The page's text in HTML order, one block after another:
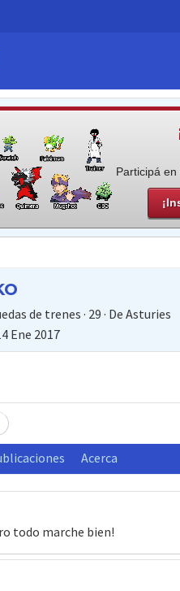
Participá
de trenes · 29 · De Asturies
Ene 2017
Acerca
todo marche bien!